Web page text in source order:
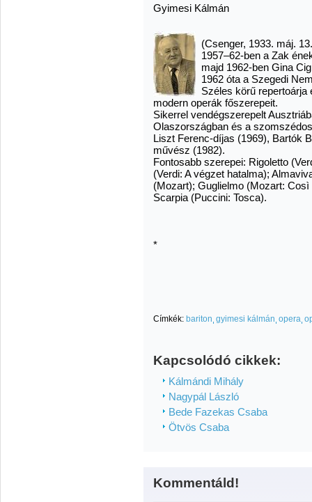
Gyimesi Kálmán
(Csenger, 1933. máj.
1957–62-ben a Zak
majd 1962-ben Gina
1962 óta a Szegedi
Széles körű
modern operák főszerepeit.
Sikerrel vendégszerepelt
Olaszországban és a
Liszt Ferenc-díjas (1969), Bartók
művész (1982).
Fontosabb szerepei: Rigoletto
(Verdi: A végzet hatalma);
(Mozart); Guglielmo (Mozart:
Scarpia (Puccini: Tosca).
*
Címkék: bariton gyimesi kálmán opera
Kapcsolódó cikkek:
Kálmándi Mihály
Nagypál László
Bede Fazekas Csaba
Ötvös Csaba
Kommentáld!